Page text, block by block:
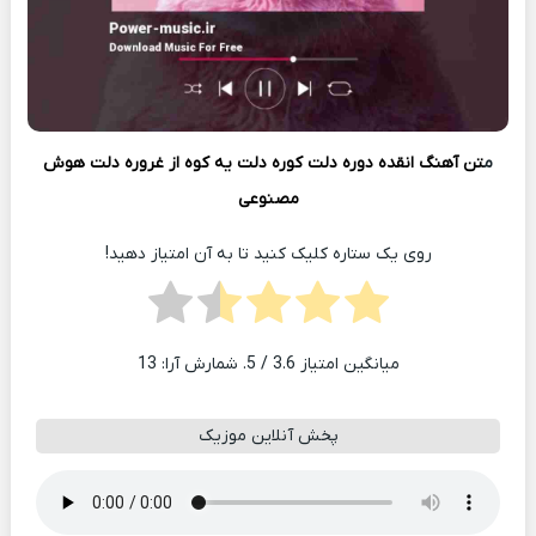
متن آهنگ انقده دوره دلت کوره دلت یه کوه از غروره دلت هوش
مصنوعی
روی یک ستاره کلیک کنید تا به آن امتیاز دهید!
میانگین امتیاز 3.6 / 5. شمارش آرا: 13
پخش آنلاین موزیک